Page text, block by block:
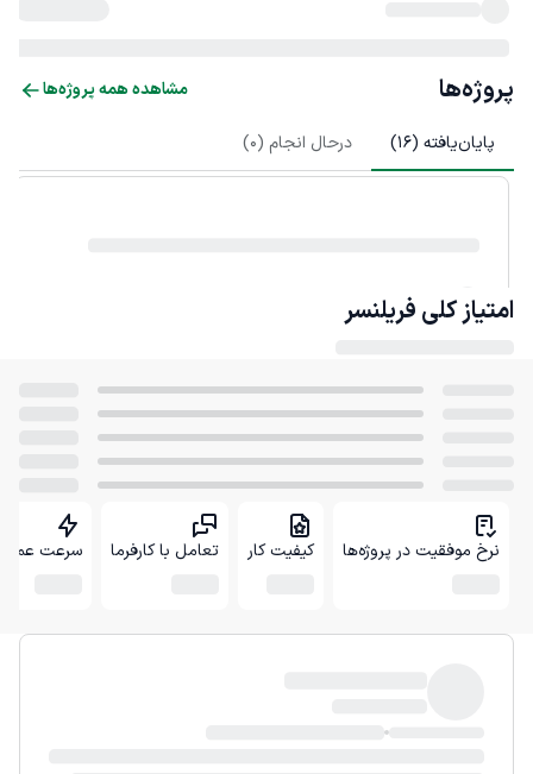
پروژه‌ها مشاهده همه پروژه‌ها
پایان‌یافته (16
) درحال انجام (0
)
امتیاز کلی فریلنسر
نرخ موفقیت در پروژه‌ها کیفیت کار تعامل با کارفرما سرعت عمل